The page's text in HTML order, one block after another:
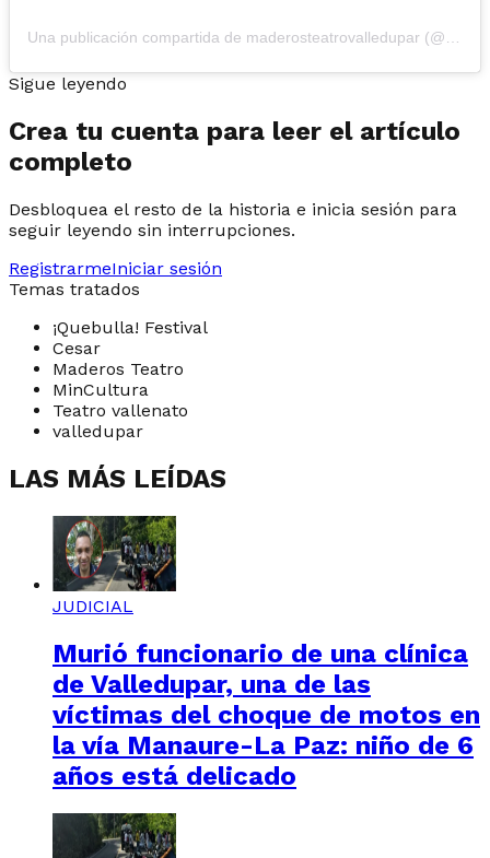
Sigue leyendo
Crea tu cuenta para leer el artículo
completo
Desbloquea el resto de la historia e inicia sesión para
seguir leyendo sin interrupciones.
RegistrarmeIniciar sesión
Temas tratados
¡Quebulla! Festival
Cesar
Maderos Teatro
MinCultura
Teatro vallenato
valledupar
LAS MÁS LEÍDAS
JUDICIAL
Murió funcionario de una clínica
de Valledupar, una de las
víctimas del choque de motos en
la vía Manaure-La Paz: niño de 6
años está delicado